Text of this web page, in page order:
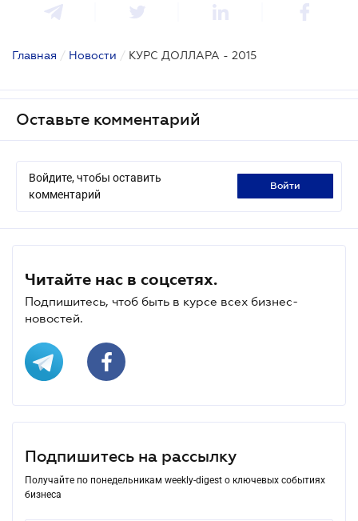
Главная / Новости / КУРС ДОЛЛАРА - 2015
Оставьте комментарий
Войдите, чтобы оставить
комментарий
войти
Читайте нас в соцсетях.
Подпишитесь, чтоб быть в курсе всех бизнес-
новостей.
Подпишитесь на рассылку
Получайте по понедельникам weekly-digest о ключевых событиях
бизнеса